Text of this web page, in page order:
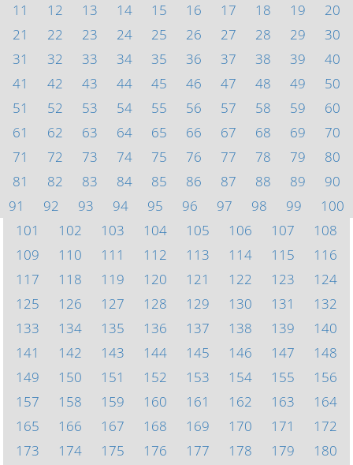
11
12 13 14 15 16 17 18 19
20
21
22 23 24 25 26 27 28 29
30
31
32 33 34 35 36 37 38 39
40
41
42 43 44 45 46 47 48 49
50
51
52 53 54 55 56 57 58 59
60
61
62 63 64 65 66 67 68 69
70
71
72 73 74 75 76 77 78 79
80
81
82 83 84 85 86 87 88 89
90
91
92 93 94 95 96 97 98 99
100
101
102 103 104 105 106 107
108
109
110 111 112 113 114 115
116
117
118 119 120 121 122 123
124
125
126 127 128 129 130 131
132
133
134 135 136 137 138 139
140
141
142 143 144 145 146 147
148
149
150 151 152 153 154 155
156
157
158 159 160 161 162 163
164
165
166 167 168 169 170 171
172
173
174 175 176 177 178 179
180